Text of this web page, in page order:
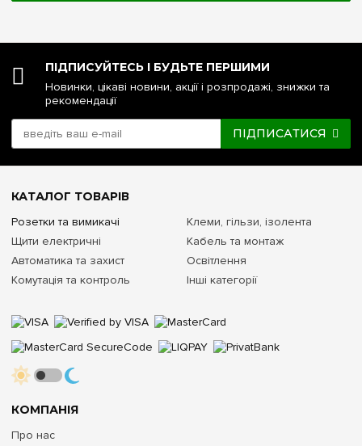
ПІДПИСУЙТЕСЬ І БУДЬТЕ ПЕРШИМИ
Новинки, цікаві новини, акції і розпродажі, знижки та
рекомендації
ПІДПИСАТИСЯ
КОМПАНІЯ
Про нас
КАТАЛОГ ТОВАРІВ
Розетки та вимикачі
Щити електричні
Автоматика та захист
Комутація та контроль
Клеми, гільзи, ізолента
Кабель та монтаж
Освітлення
Інші категорії